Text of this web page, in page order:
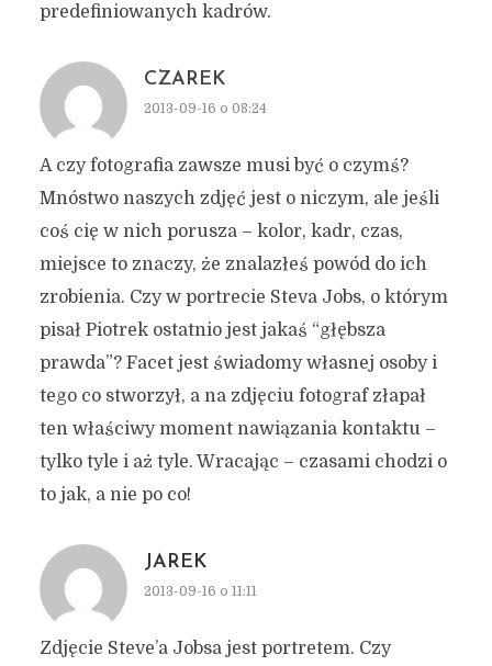
predefiniowanych kadrów.
CZAREK
2013-09-16 o 08:24
A czy fotografia zawsze musi być o czymś?
Mnóstwo naszych zdjęć jest o niczym, ale jeśli
coś cię w nich porusza – kolor, kadr, czas,
miejsce to znaczy, że znalazłeś powód do ich
zrobienia. Czy w portrecie Steva Jobs, o którym
pisał Piotrek ostatnio jest jakaś “głębsza
prawda”? Facet jest świadomy własnej osoby i
tego co stworzył, a na zdjęciu fotograf złapał
ten właściwy moment nawiązania kontaktu –
tylko tyle i aż tyle. Wracając – czasami chodzi o
to jak, a nie po co!
JAREK
2013-09-16 o 11:11
Zdjęcie Steve’a Jobsa jest portretem. Czy